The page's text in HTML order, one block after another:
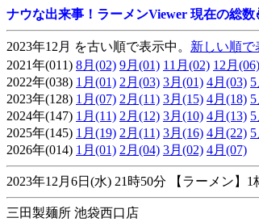
ナウな出来事！ラーメンViewer 現在の総数
2023年12月 を古い順で表示中。 新しい順で
2021年(011) 8月(02) 9月(01) 11月(02) 12月(06)
2022年(038) 1月(01) 2月(03) 3月(01) 4月(03)
2023年(128) 1月(07) 2月(11) 3月(15) 4月(18)
2024年(147) 1月(11) 2月(12) 3月(10) 4月(13)
2025年(145) 1月(19) 2月(11) 3月(16) 4月(22)
2026年(014) 1月(01) 2月(04) 3月(02) 4月(07)
2023年12月6日(水) 21時50分 【ラーメン】1
三田製麺所 池袋西口店